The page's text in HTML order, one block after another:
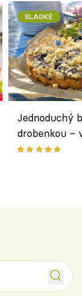
SLADKÉ
Jednoduchý
drobenkou –
ovoce